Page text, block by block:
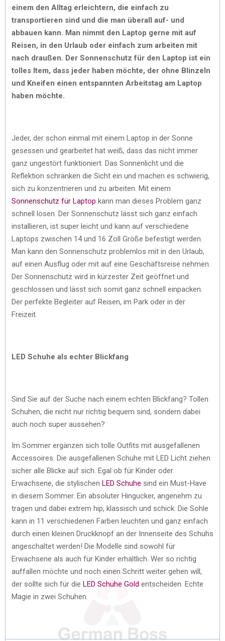
einem den Alltag erleichtern, die einfach zu
transportieren sind und die man überall auf- und
abbauen kann. Man nimmt den Laptop gerne mit auf
Reisen, in den Urlaub oder einfach zum arbeiten mit
nach draußen. Der Sonnenschutz für den Laptop ist ein
tolles Item, dass jeder haben möchte, der ohne Blinzeln
und Kneifen einen entspannten Arbeitstag am Laptop
haben möchte.
Jeder, der schon einmal mit einem Laptop in der Sonne
gesessen und gearbeitet hat weiß, dass das nicht immer
ganz ungestört funktioniert. Das Sonnenlicht und die
Reflektion schränken die Sicht ein und machen es schwierig,
sich zu konzentrieren und zu arbeiten. Mit einem
Sonnenschutz für Laptop kann man dieses Problem ganz
schnell lösen. Der Sonnenschutz lässt sich ganz einfach
installieren, ist super leicht und kann auf verschiedene
Laptops zwischen 14 und 16 Zoll Größe befestigt werden.
Man kann den Sonnenschutz problemlos mit in den Urlaub,
auf einen Ausflug oder mit auf eine Geschäftsreise nehmen.
Der Sonnenschutz wird in kürzester Zeit geöffnet und
geschlossen und lässt sich somit ganz schnell einpacken.
Der perfekte Begleiter auf Reisen, im Park oder in der
Freizeit.
LED Schuhe als echter Blickfang
Sind Sie auf der Suche nach einem echten Blickfang? Tollen
Schuhen, die nicht nur richtig bequem sind, sondern dabei
auch noch super aussehen?
Im Sommer ergänzen sich tolle Outfits mit ausgefallenen
Accessoires. Die ausgefallenen Schuhe mit LED Licht ziehen
sicher alle Blicke auf sich. Egal ob für Kinder oder
Erwachsene, die stylischen LED Schuhe sind ein Must-Have
in diesem Sommer. Ein absoluter Hingucker, angenehm zu
tragen und dabei extrem hip, klassisch und schick. Die Sohle
kann in 11 verschiedenen Farben leuchten und ganz einfach
durch einen kleinen Druckknopf an der Innenseite des Schuhs
angeschaltet werden! Die Modelle sind sowohl für
Erwachsene als auch für Kinder erhältlich. Wer so richtig
auffallen möchte und noch einen Schritt weiter gehen will,
der sollte sich für die LED Schuhe Gold entscheiden. Echte
Magie in zwei Schuhen.